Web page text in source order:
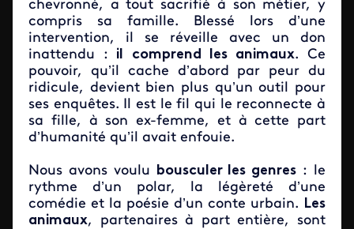
chevronné, a tout sacrifié à son métier, y
compris sa famille. Blessé lors d’une
intervention, il se réveille avec un don
inattendu : il comprend les animaux. Ce
pouvoir, qu’il cache d’abord par peur du
ridicule, devient bien plus qu’un outil pour
ses enquêtes. Il est le fil qui le reconnecte à
sa fille, à son ex-femme, et à cette part
d’humanité qu’il avait enfouie.
Nous avons voulu bousculer les genres : le
rythme d’un polar, la légèreté d’une
comédie et la poésie d’un conte urbain. Les
animaux, partenaires à part entière, sont